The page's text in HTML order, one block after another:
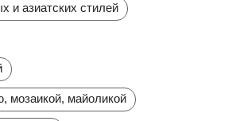
и азиатских стилей
мозаикой, майоликой